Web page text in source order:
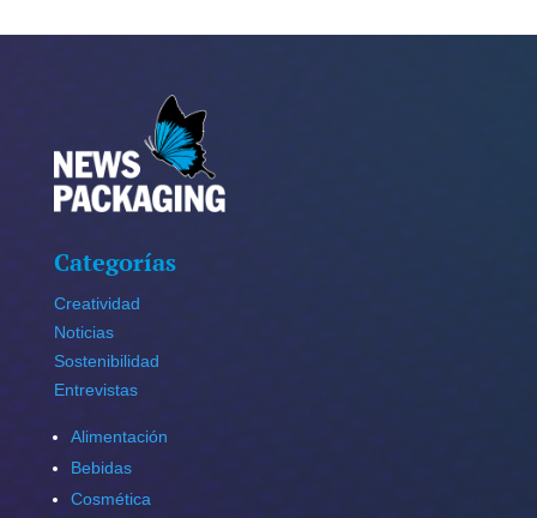
Categorías
Creatividad
Noticias
Sostenibilidad
Entrevistas
Alimentación
Bebidas
Cosmética